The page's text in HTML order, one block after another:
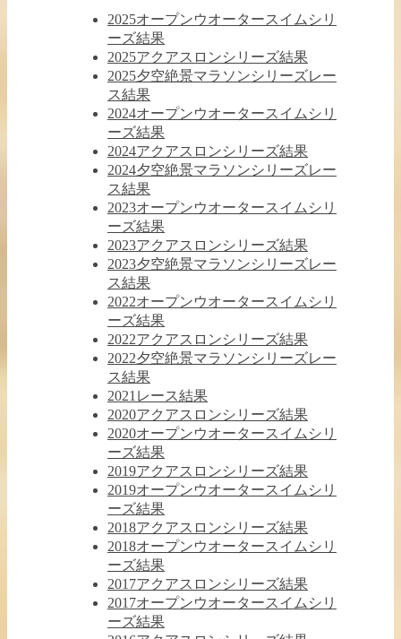
2025オープンウオータースイムシリ
ーズ結果
2025アクアスロンシリーズ結果
2025夕空絶景マラソンシリーズレー
ス結果
2024オープンウオータースイムシリ
ーズ結果
2024アクアスロンシリーズ結果
2024夕空絶景マラソンシリーズレー
ス結果
2023オープンウオータースイムシリ
ーズ結果
2023アクアスロンシリーズ結果
2023夕空絶景マラソンシリーズレー
ス結果
2022オープンウオータースイムシリ
ーズ結果
2022アクアスロンシリーズ結果
2022夕空絶景マラソンシリーズレー
ス結果
2021レース結果
2020アクアスロンシリーズ結果
2020オープンウオータースイムシリ
ーズ結果
2019アクアスロンシリーズ結果
2019オープンウオータースイムシリ
ーズ結果
2018アクアスロンシリーズ結果
2018オープンウオータースイムシリ
ーズ結果
2017アクアスロンシリーズ結果
2017オープンウオータースイムシリ
ーズ結果